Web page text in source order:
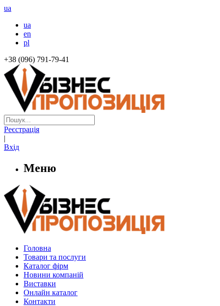
ua
ua
en
pl
+38 (096) 791-79-41
Реєстрація
|
Вхід
Меню
Головна
Товари та послуги
Каталог фірм
Новини компаній
Виставки
Онлайн каталог
Контакти